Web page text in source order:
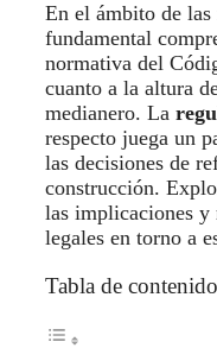
En el ámbito de las
fundamental
normativa del
cuanto a la altura
medianero. La
respecto juega un
las decisiones de
construcción.
las implicaciones y
legales en torno a
Tabla de